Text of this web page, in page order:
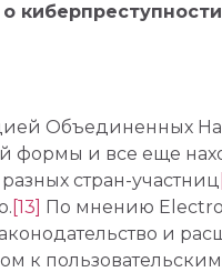
Объединенных
формы и все еще
стран-участниц
[13] По мнению
и
к